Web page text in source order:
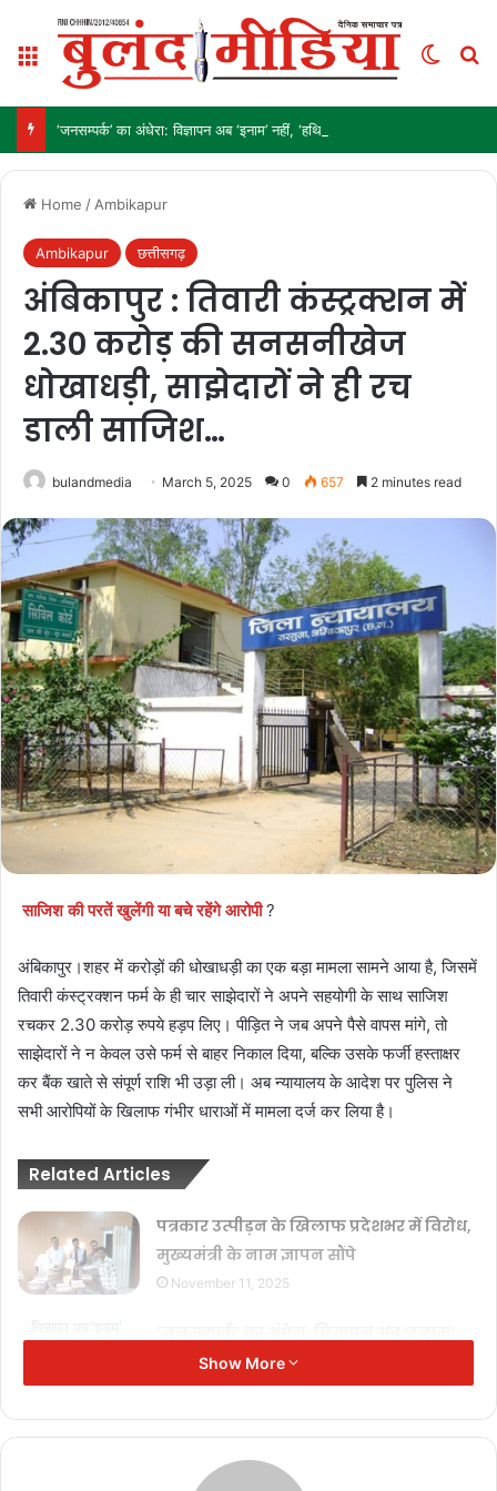
Menu
‘जनसम्पर्क’ का अंधेरा: विज्ञापन अब ‘इनाम’ नहीं, ‘हथियार’ है!
Home / Ambikapur
Ambikapur छत्तीसगढ़
अंबिकापुर : तिवारी कंस्ट्रक्शन में
2.30 करोड़ की सनसनीखेज
धोखाधड़ी, साझेदारों ने ही रच
डाली साजिश…
bulandmedia March 5, 2025 0 657 2 minutes read
साजिश की परतें खुलेंगी या बचे रहेंगे आरोपी ?
अंबिकापुर।शहर में करोड़ों की धोखाधड़ी का एक बड़ा मामला सामने आया है, जिसमें
तिवारी कंस्ट्रक्शन फर्म के ही चार साझेदारों ने अपने सहयोगी के साथ साजिश
रचकर 2.30 करोड़ रुपये हड़प लिए। पीड़ित ने जब अपने पैसे वापस मांगे, तो
साझेदारों ने न केवल उसे फर्म से बाहर निकाल दिया, बल्कि उसके फर्जी हस्ताक्षर
कर बैंक खाते से संपूर्ण राशि भी उड़ा ली। अब न्यायालय के आदेश पर पुलिस ने
सभी आरोपियों के खिलाफ गंभीर धाराओं में मामला दर्ज कर लिया है।
Related Articles
पत्रकार उत्पीड़न के खिलाफ प्रदेशभर में विरोध,
मुख्यमंत्री के नाम ज्ञापन सौंपे
November 11, 2025
नहीं, ‘हथियार’ है!
November 11, 2025
जनसम्पर्क विभाग: ‘प्रचार’ का मंच या ‘विवाद’
का अखाड़ा?
Show More